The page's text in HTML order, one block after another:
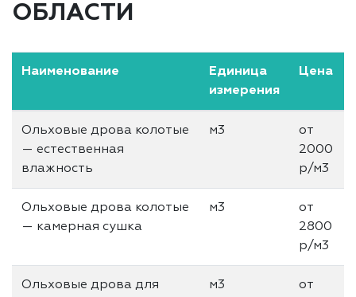
ОБЛАСТИ
Наименование
Единица
измерения
Цена
Ольховые дрова колотые
— естественная
влажность
м3
от
2000
р/м3
Ольховые дрова колотые
— камерная сушка
м3
от
2800
р/м3
Ольховые дрова для
м3
от